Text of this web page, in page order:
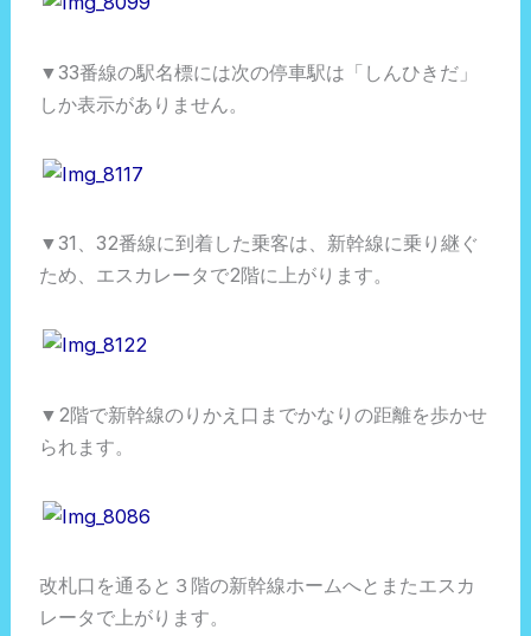
▼33番線の駅名標には次の停車駅は「しんひきだ」
しか表示がありません。
▼31、32番線に到着した乗客は、新幹線に乗り継ぐ
ため、エスカレータで2階に上がります。
▼2階で新幹線のりかえ口までかなりの距離を歩かせ
られます。
改札口を通ると３階の新幹線ホームへとまたエスカ
レータで上がります。